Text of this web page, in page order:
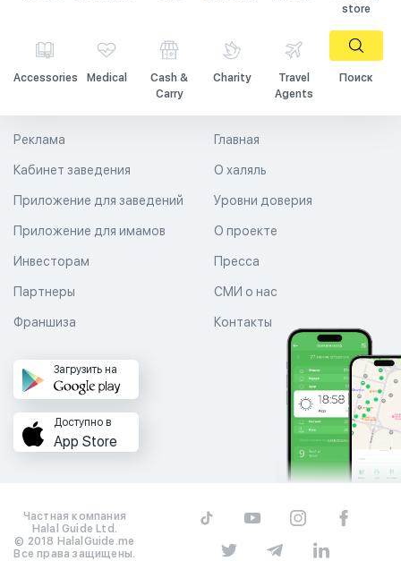
store
Accessories Medical
Cash &
Carry
Charity
Travel
Agents
Поиск
Главная
О халяль
Уровни доверия
Реклама
Кабинет заведения
Приложение для заведений
Приложение для имамов О проекте
Пресса
СМИ о нас
Контакты
Инвесторам
Партнеры
Франшиза
Загрузить на
Доступно в
App Store
Частная компания
Halal Guide Ltd.
© 2018 HalalGuide.me
Все права защищены.